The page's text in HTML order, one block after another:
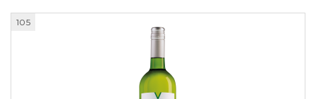
105